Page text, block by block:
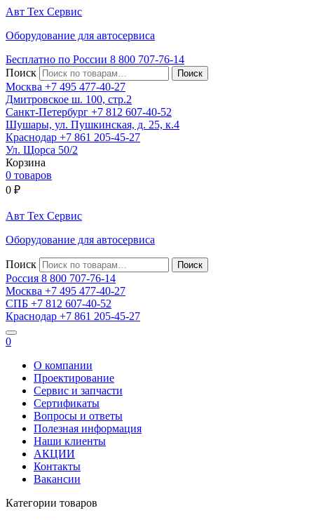
Авт Тех Сервис
Оборудование для автосервиса
Бесплатно по России 8 800 707-76-14
Поиск
Москва +7 495 477-40-27
Дмитровское ш. 100, стр.2
Санкт-Петербург +7 812 607-40-52
Шушары, ул. Пушкинская, д. 25, к.4
Краснодар +7 861 205-45-27
Ул. Щорса 50/2
Корзина
0 товаров
0 ₽
Авт Тех Сервис
Оборудование для автосервиса
Поиск
Россия 8 800 707-76-14
Москва +7 495 477-40-27
СПБ +7 812 607-40-52
Краснодар +7 861 205-45-27
0
О компании
Проектирование
Сервис и запчасти
Сертификаты
Вопросы и ответы
Полезная информация
Наши клиенты
АКЦИИ
Контакты
Вакансии
Категории товаров